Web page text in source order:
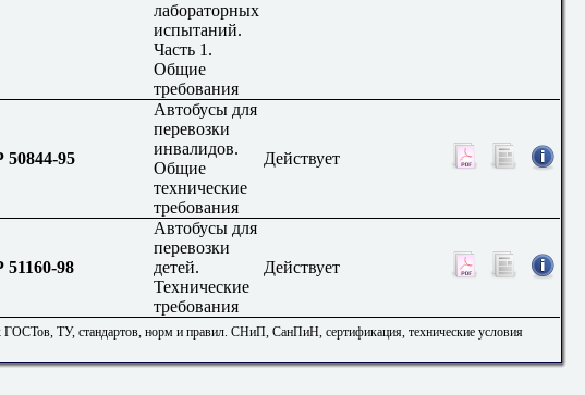
лабораторных
испытаний.
Часть 1.
Общие
требования
95
Автобусы для
перевозки
инвалидов.
Общие
технические
требования
Действует
98
Автобусы для
перевозки
детей.
Технические
требования
Действует
ГОСТов, ТУ, стандартов, норм и правил. СНиП, СанПиН, сертификация, технические условия